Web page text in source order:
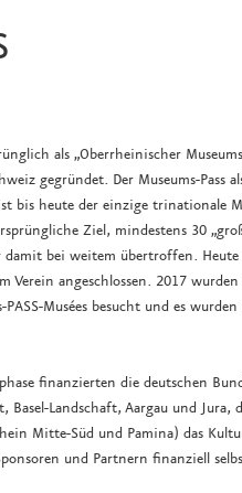
als „Oberrheinischer
gegründet. Der Museums-Pass
bis heute der einzige trinationale
Ziel, mindestens 30
damit bei weitem übertroffen.
Verein angeschlossen. 2017 wurden
Musées besucht und es
finanzierten die deutschen
Landschaft, Aargau und Jura,
Mitte-Süd und Pamina) das
und Partnern finanziell